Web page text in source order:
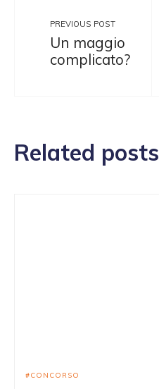
PREVIOUS POST
Un maggio
complicato?
Related posts
CONCORSO